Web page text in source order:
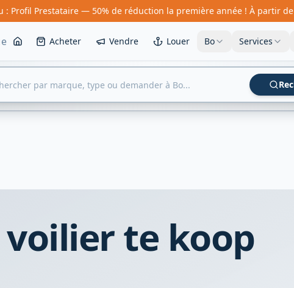
: Profil Prestataire — 50% de réduction la première année ! À partir
Acheter Vendre Louer Bo Services
te koop